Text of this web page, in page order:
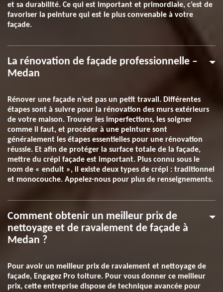
et sa durabilité. Ce qui est important et primordiale, c’est de
favoriser la peinture qui est le plus convenable à votre
façade.
La rénovation de façade professionnelle –
Medan
Rénover une façade n’est pas un petit travail. Différentes
étapes sont à suivre pour la rénovation des murs extérieurs
de votre maison. Trouver les imperfections, les soigner
comme il faut, et procéder à une peinture sont
généralement les étapes essentielles pour une rénovation
réussie. Et afin de protéger la surface totale de la façade,
mettre du crépi façade est important. Plus connu sous le
nom de « enduit », il existe deux types de crépi : traditionnel
et monocouche. Appelez-nous pour plus de renseignements.
Comment obtenir un meilleur prix de
nettoyage et de ravalement de façade à
Medan ?
Pour avoir un meilleur prix de ravalement et nettoyage de
façade, Engagez Pro toiture. Pour vous donner ce meilleur
prix, cette entreprise dispose de technique avancée pour